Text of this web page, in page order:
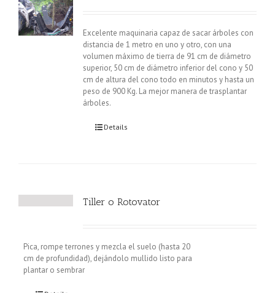
Excelente maquinaria capaz de sacar árboles con
distancia de 1 metro en uno y otro, con una
volumen máximo de tierra de 91 cm de diámetro
superior, 50 cm de diámetro inferior del cono y 50
cm de altura del cono todo en minutos y hasta un
peso de 900 Kg. La mejor manera de trasplantar
árboles.
Details
Tiller o Rotovator
Pica, rompe terrones y mezcla el suelo (hasta 20
cm de profundidad), dejándolo mullido listo para
plantar o sembrar